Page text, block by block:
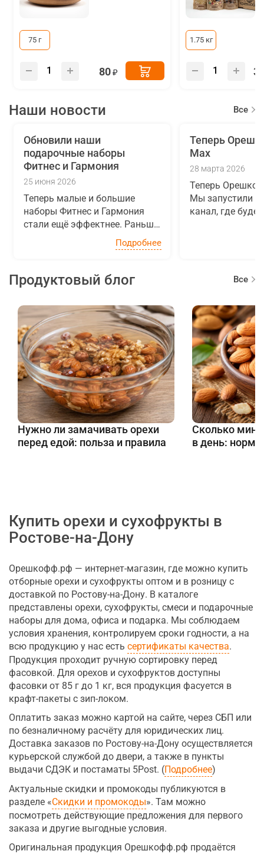
75 г
80
1.75 кг
Наши новости
Все
Обновили наши
подарочные наборы
Фитнес и Гармония
25 июня 2026
Теперь малые и большие
наборы Фитнес и Гармония
стали ещё эффектнее. Раньше
вся красота содержимого
скрывалась под закрытой
заменили её на стильную
крышку с круглым...
Подробнее
Теперь
Max
28 марта 2026
Теперь
Мы запустили
канал, где
на канал...
Продуктовый блог Все
Нужно ли замачивать орехи
перед едой: польза и правила
Сколько
в день: норма
Купить орехи и сухофрукты в
Ростове-на-Дону
Орешкофф.рф — интернет-магазин, где можно купить
отборные орехи и сухофрукты оптом и в розницу с
доставкой по Ростову-на-Дону. В каталоге
представлены орехи, сухофрукты, смеси и подарочные
наборы для дома, офиса и подарка. Мы соблюдаем
условия хранения, контролируем сроки годности, а на
всю продукцию у нас есть сертификаты качества.
Продукция проходит ручную сортировку перед
фасовкой. Для орехов и сухофруктов доступны
фасовки от 85 г до 1 кг, вся продукция фасуется в
крафт-пакеты с зип-локом.
Оплатить заказ можно картой на сайте, через СБП или
по безналичному расчёту для юридических лиц.
Доставка заказов по Ростову-на-Дону осуществляется
курьерской службой до двери, а также в пункты
выдачи СДЭК и постаматы 5Post. (Подробнее)
Актуальные скидки и промокоды публикуются в
разделе «Скидки и промокоды». Там можно
посмотреть действующие предложения для первого
заказа и другие выгодные условия.
Оригинальная продукция Орешкофф.рф продаётся